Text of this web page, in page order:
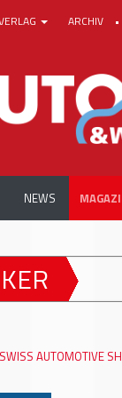
ARCHIV •
NEWS
SWISS AUTOMOTIVE